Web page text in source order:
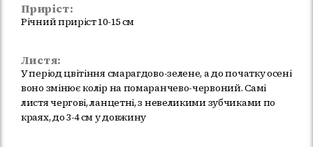
Приріст:
Річний приріст 10-15 см
Листя:
У період цвітіння смарагдово-зелене, а до початку осені
воно змінює колір на помаранчево-червоний. Самі
листя чергові, ланцетні, з невеликими зубчиками по
краях, до 3-4 см у довжину